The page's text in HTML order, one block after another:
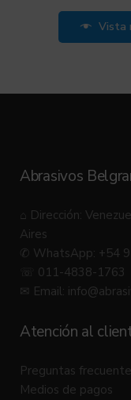
Vista
Abrasivos
⌂ Dirección:
Aires
✆ WhatsApp: +54
☏ 011-4838-1763
✉ Email:
Atención al
Preguntas
Medios de pagos